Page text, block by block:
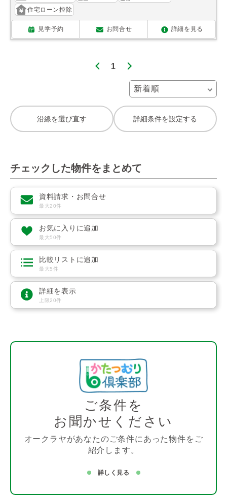
住宅ローン控除
見学予約 お問合せ 詳細を見る
1
沿線を選び直す 詳細条件を設定する
チェックした物件をまとめて
資料請求・お問合せ
最大20件
お気に入りに追加
最大50件
比較リストに追加
最大5件
詳細を表示
上限20件
ご条件を
お聞かせください
オークラヤがあなたのご条件にあった物件をご
紹介します。
詳しく見る